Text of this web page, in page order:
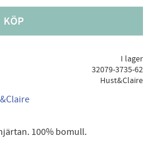
KÖP
I lager
32079-3735-62
Hust&Claire
100% bomull.